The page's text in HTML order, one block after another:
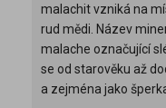
malachit vzniká na
rud mědi. Název
malache označující
se od starověku až
a zejména jako